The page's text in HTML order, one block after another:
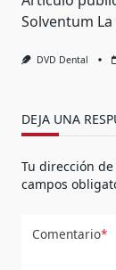
Solventum
DVD Dental
DEJA UNA
Tu dirección
campos
Comentario*